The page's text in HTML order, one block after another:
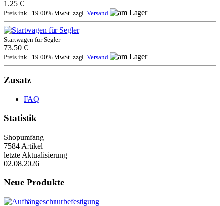
1.25 €
Preis inkl. 19.00% MwSt. zzgl. Versand
Startwagen für Segler
73.50 €
Preis inkl. 19.00% MwSt. zzgl. Versand
Zusatz
FAQ
Statistik
Shopumfang
7584 Artikel
letzte Aktualisierung
02.08.2026
Neue Produkte